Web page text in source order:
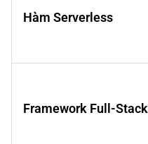
Hàm Serverless
Framework Full-Stack